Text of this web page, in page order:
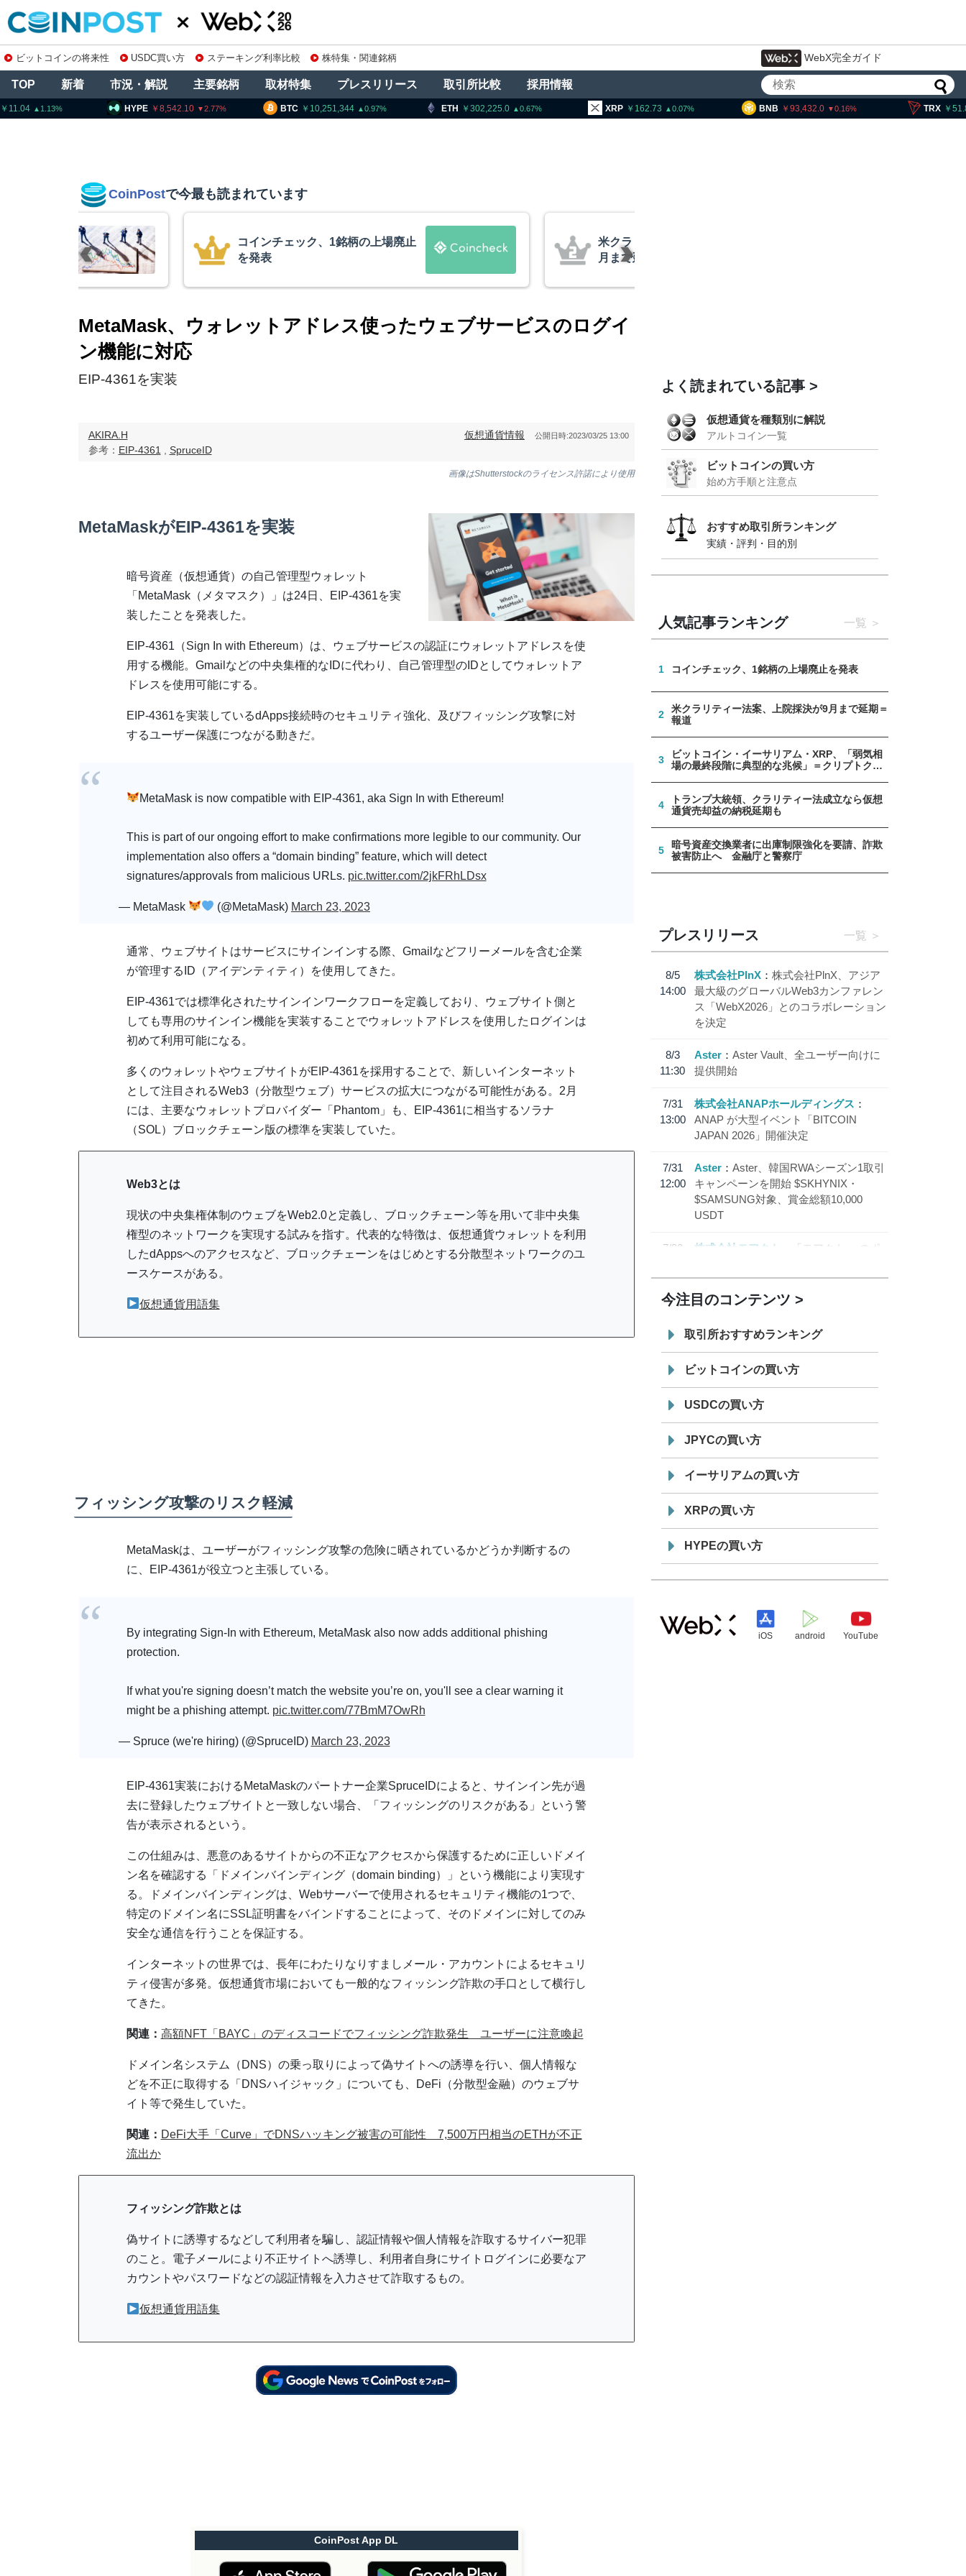
ビットコインの将来性 USDC買い方 ステーキング利率比較 株特集・関連銘柄 WebX完全ガイド
TOP 新着 市況・解説 主要銘柄 取材特集 プレスリリース 取引所比較 採用情報
BTC 10,251,344 0.97 ETH 302,225.0 0.67 XRP 0.07 BNB 0.16 TRX 0.53
HYPE 2.77
CoinPostで今最も読まれています
米クラリティー法案、上院採決が9
月まで延期＝報道
ビットコイン・イーサリアム・
XRP、「弱気相場の最終段階に典型
MetaMask、ウォレットアドレス使ったウェブサービスのログイ
ン機能に対応
EIP-4361を実装
AKIRA.H
参考： EIP-4361 SpruceID
仮想通貨情報 公開日時:2023/03/25 13:00
画像はShutterstockのライセンス許諾により使用
MetaMaskがEIP-4361を実装
暗号資産（仮想通貨）の自己管理型ウォレット
「MetaMask（メタマスク）」は24日、EIP-4361を実
装したことを発表した。
EIP-4361（Sign In with Ethereum）は、ウェブサービスの認証にウォレットアドレスを使
用する機能。Gmailなどの中央集権的なIDに代わり、自己管理型のIDとしてウォレットア
ドレスを使用可能にする。
EIP-4361を実装しているdApps接続時のセキュリティ強化、及びフィッシング攻撃に対
するユーザー保護につながる動きだ。
MetaMask is now compatible with EIP-4361, aka Sign In with Ethereum!
This is part of our ongoing effort to make confirmations more legible to our community. Our
implementation also offers a “domain binding” feature, which will detect
signatures/approvals from malicious URLs. pic.twitter.com/2jkFRhLDsx
— MetaMask (@MetaMask) March 23, 2023
通常、ウェブサイトはサービスにサインインする際、Gmailなどフリーメールを含む企業
が管理するID（アイデンティティ）を使用してきた。
EIP-4361では標準化されたサインインワークフローを定義しており、ウェブサイト側と
しても専用のサインイン機能を実装することでウォレットアドレスを使用したログインは
初めて利用可能になる。
多くのウォレットやウェブサイトがEIP-4361を採用することで、新しいインターネット
として注目されるWeb3（分散型ウェブ）サービスの拡大につながる可能性がある。2月
には、主要なウォレットプロバイダー「Phantom」も、EIP-4361に相当するソラナ
（SOL）ブロックチェーン版の標準を実装していた。
Web3とは
現状の中央集権体制のウェブをWeb2.0と定義し、ブロックチェーン等を用いて非中央集
権型のネットワークを実現する試みを指す。代表的な特徴は、仮想通貨ウォレットを利用
したdAppsへのアクセスなど、ブロックチェーンをはじめとする分散型ネットワークのユ
ースケースがある。
仮想通貨用語集
フィッシング攻撃のリスク軽減
MetaMaskは、ユーザーがフィッシング攻撃の危険に晒されているかどうか判断するの
に、EIP-4361が役立つと主張している。
By integrating Sign-In with Ethereum, MetaMask also now adds additional phishing
protection.
If what you're signing doesn’t match the website you’re on, you'll see a clear warning it
might be a phishing attempt. pic.twitter.com/77BmM7OwRh
— Spruce (we're hiring) (@SpruceID) March 23, 2023
EIP-4361実装におけるMetaMaskのパートナー企業SpruceIDによると、サインイン先が過
去に登録したウェブサイトと一致しない場合、「フィッシングのリスクがある」という警
告が表示されるという。
この仕組みは、悪意のあるサイトからの不正なアクセスから保護するために正しいドメイ
ン名を確認する「ドメインバインディング（domain binding）」という機能により実現す
る。ドメインバインディングは、Webサーバーで使用されるセキュリティ機能の1つで、
特定のドメイン名にSSL証明書をバインドすることによって、そのドメインに対してのみ
安全な通信を行うことを保証する。
インターネットの世界では、長年にわたりなりすましメール・アカウントによるセキュリ
ティ侵害が多発。仮想通貨市場においても一般的なフィッシング詐欺の手口として横行し
てきた。
関連： 高額NFT「BAYC」のディスコードでフィッシング詐欺発生 ユーザーに注意喚起
ドメイン名システム（DNS）の乗っ取りによって偽サイトへの誘導を行い、個人情報な
どを不正に取得する「DNSハイジャック」についても、DeFi（分散型金融）のウェブサ
イト等で発生していた。
関連： DeFi大手「Curve」でDNSハッキング被害の可能性 7,500万円相当のETHが不正
流出か
フィッシング詐欺とは
偽サイトに誘導するなどして利用者を騙し、認証情報や個人情報を詐取するサイバー犯罪
のこと。電子メールにより不正サイトへ誘導し、利用者自身にサイトログインに必要なア
カウントやパスワードなどの認証情報を入力させて詐取するもの。
仮想通貨用語集
CoinPost App DL
よく読まれている記事
仮想通貨を種類別に解説
アルトコイン一覧
ビットコインの買い方
始め方手順と注意点
おすすめ取引所ランキング
実績・評判・目的別
人気記事ランキング 一覧
1 コインチェック、1銘柄の上場廃止を発表
2
米クラリティー法案、上院採決が9月まで延期＝
報道
3
ビットコイン・イーサリアム・XRP、「弱気相
場の最終段階に典型的な兆候」＝クリプトクア
4
トランプ大統領、クラリティー法成立なら仮想
通貨売却益の納税延期も
5
暗号資産交換業者に出庫制限強化を要請、詐欺
被害防止へ 金融庁と警察庁
プレスリリース 一覧
8/5
14:00
株式会社PlnX
株式会社PlnX、アジア
最大級のグローバルWeb3カンファレン
ス「WebX2026」とのコラボレーション
を決定
8/3
11:30
Aster
Aster Vault、全ユーザー向けに
提供開始
7/31
13:00
株式会社ANAPホールディングス
ANAP が大型イベント「BITCOIN
JAPAN 2026」開催決定
7/31
12:00
Aster
Aster、韓国RWAシーズン1取引
キャンペーンを開始 $SKHYNIX・
$SAMSUNG対象、賞金総額10,000
USDT
7/30
株式会社モアクト
「モアクト」 のポ
「 JPYC」を追加
19:30
てステーブルコイン「JPYSC」徹底解
説セミナーを開催
今注目のコンテンツ
取引所おすすめランキング
ビットコインの買い方
USDCの買い方
JPYCの買い方
イーサリアムの買い方
XRPの買い方
HYPEの買い方
iOS android YouTube